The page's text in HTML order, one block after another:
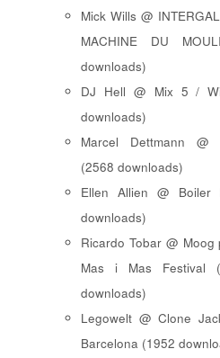
Mick Wills @
MACHINE DU
downloads)
DJ Hell @ Mix 5 /
downloads)
Marcel Dettmann @
(2568 downloads)
Ellen Allien @ Boiler
downloads)
Ricardo Tobar @
Mas i Mas Festival
downloads)
Legowelt @ Clone
Barcelona (1952